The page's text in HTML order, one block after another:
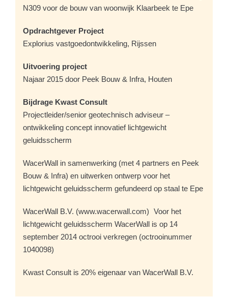
N309 voor de bouw van woonwijk Klaarbeek te Epe
Opdrachtgever Project
Explorius vastgoedontwikkeling, Rijssen
Uitvoering project
Najaar 2015 door Peek Bouw & Infra, Houten
Bijdrage Kwast Consult
Projectleider/senior geotechnisch adviseur –
ontwikkeling concept innovatief lichtgewicht
geluidsscherm
WacerWall in samenwerking (met 4 partners en Peek
Bouw & Infra) en uitwerken ontwerp voor het
lichtgewicht geluidsscherm gefundeerd op staal te Epe
WacerWall B.V. (www.wacerwall.com) Voor het
lichtgewicht geluidsscherm WacerWall is op 14
september 2014 octrooi verkregen (octrooinummer
1040098)
Kwast Consult is 20% eigenaar van WacerWall B.V.